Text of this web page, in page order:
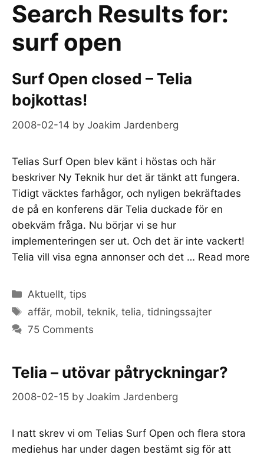
Search Results for:
surf open
Surf Open closed – Telia
bojkottas!
2008-02-14 by Joakim Jardenberg
Telias Surf Open blev känt i höstas och här
beskriver Ny Teknik hur det är tänkt att fungera.
Tidigt väcktes farhågor, och nyligen bekräftades
de på en konferens där Telia duckade för en
obekväm fråga. Nu börjar vi se hur
implementeringen ser ut. Och det är inte vackert!
Telia vill visa egna annonser och det … Read more
Categories
Aktuellt,tips
Tags
affär, mobil,teknik,telia,tidningssajter
75 Comments
Telia – utövar påtryckningar?
2008-02-15 by Joakim Jardenberg
I natt skrev vi om Telias Surf Open och flera stora
mediehus har under dagen bestämt sig för att